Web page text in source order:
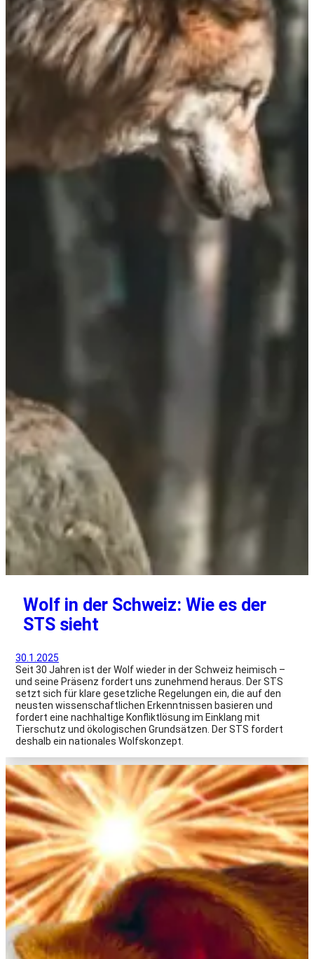
Wolf in der Schweiz: Wie es der
STS sieht
30.1.2025
Seit 30 Jahren ist der Wolf wieder in der Schweiz heimisch –
und seine Präsenz fordert uns zunehmend heraus. Der STS
setzt sich für klare gesetzliche Regelungen ein, die auf den
neusten wissenschaftlichen Erkenntnissen basieren und
fordert eine nachhaltige Konfliktlösung im Einklang mit
Tierschutz und ökologischen Grundsätzen. Der STS fordert
deshalb ein nationales Wolfskonzept.